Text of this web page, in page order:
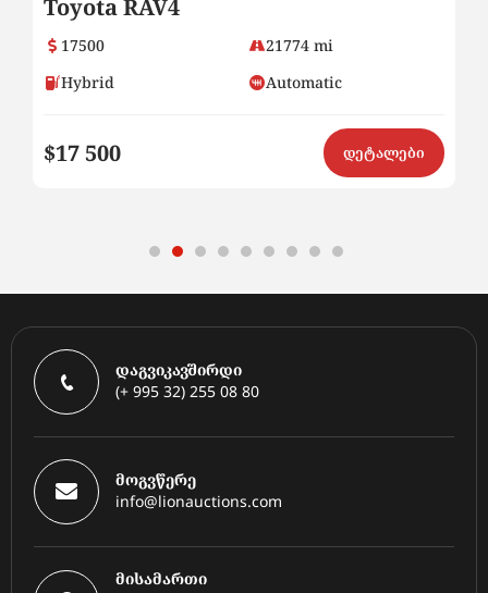
Toyota RAV4
17500
21774 mi
Hybrid
Automatic
$17 500 დეტალები
დაგვიკავშირდი
(+ 995 32) 255 08 80
მოგვწერე
info@lionauctions.com
მისამართი